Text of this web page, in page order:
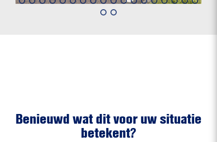
Benieuwd wat dit voor uw situatie
betekent?